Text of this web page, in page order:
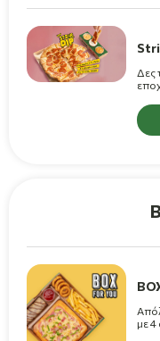
Δες
με